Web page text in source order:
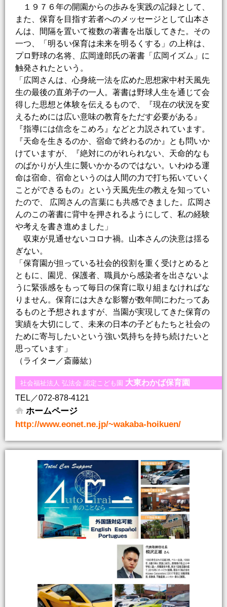
１９７６年の開園からの歩みを実践の記録として、
また、保育を目指す若者へのメッセージとして山本さ
んは、間隔を置いて複数の著書を出版してきた。その
一つ、「明るい保育は未来を明るくする」の上梓は、
プロ野球の名将、広岡達郎氏の著書「広岡イズム」に
触発されたという。
「広岡さんは、心身統一法を広めた思想家中村天風先
生の最後の直弟子の一人。著書は野球人生を通じて会
得した思想と体験を伝えるもので、『現在の状況を変
えるためには広い意味の教育をただす必要がある』
『指導には信念をこめろ』などと力説されています。
『天命を生きるのか、宿命で終わるのか』とも問いか
けていますが、『絶対にのがれられない、天命的なも
のばかりが人生に襲いかかるのではない。いわゆる運
命は宿命、宿命というのは人間の力で打ち拓いていく
ことができるもの』という天風先生の教えを知ってい
たので、 広岡さんの言葉にも共感できました。広岡さ
んのこの著書に背中を押されるようにして、私の経験
や考えを書き進めました」
収束が見通せないコロナ禍。山本さんの決意は揺る
ぎない。
「保育園が担っている社会的役割を重く受けとめると
ともに、園児、保護者、職員から感染者を出さないよ
うに緊張感をもって毎日の保育に取り組まなければな
りません。保育には大きな影響が数年間にわたってあ
るものと予想されますが、当園が実現してきた保育の
実績を大切にして、未来の日本の子どもたちと社会の
ために寄与したいという強い気持ちを持ち続けたいと
思っています」
（ライター／斎藤紘）
社会福祉法人 弘法会 認定こども園 大東わかば保育園
TEL／072-878-4121
ホームページ
http://www.eonet.ne.jp/~wakaba-hoikuen/